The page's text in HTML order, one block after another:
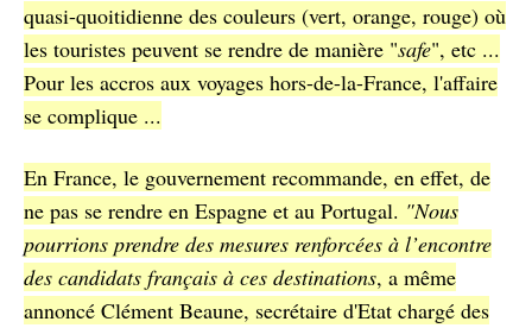
quasi-quoitidienne des couleurs (vert, orange, rouge) où
les touristes peuvent se rendre de manière "safe", etc ...
Pour les accros aux voyages hors-de-la-France, l'affaire
se complique ...
En France, le gouvernement recommande, en effet, de
ne pas se rendre en Espagne et au Portugal. "Nous
pourrions prendre des mesures renforcées à l’encontre
des candidats français à ces destinations, a même
annoncé Clément Beaune, secrétaire d'Etat chargé des